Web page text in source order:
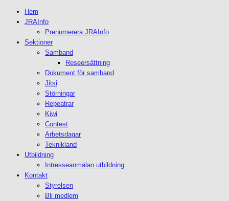
Hem
JRAInfo
Prenumerera JRAInfo
Sektioner
Samband
Reseersättning
Dokument för samband
Jitsi
Störningar
Repeatrar
Kiwi
Contest
Arbetsdagar
Teknikland
Utbildning
Intresseanmälan utbildning
Kontakt
Styrelsen
Bli medlem